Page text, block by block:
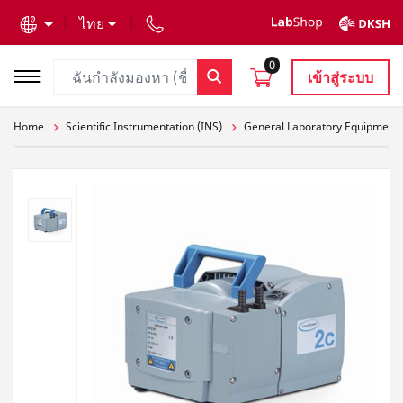
ไทย
0
เข้าสู่ระบบ
Home Scientific Instrumentation (INS) General Laboratory Equipment